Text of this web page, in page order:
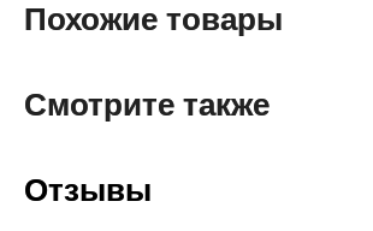
Похожие товары
Смотрите также
Отзывы